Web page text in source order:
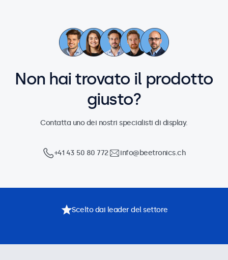
Non hai trovato il prodotto
giusto?
Contatta uno dei nostri specialisti di display.
+41 43 50 80 772 info@beetronics.ch
Scelto dai leader del settore